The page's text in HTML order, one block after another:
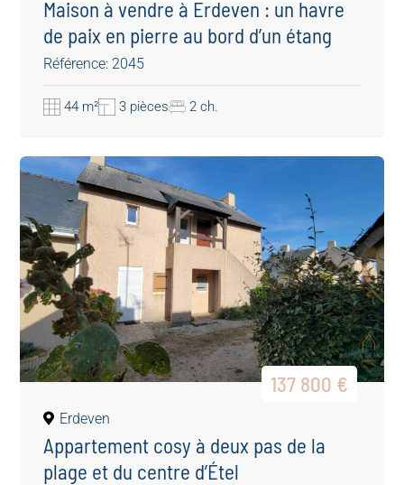
Maison à vendre à Erdeven : un havre
de paix en pierre au bord d’un étang
sauvage
Référence: 2045
44 m² 3 pièces 2 ch.
137 800 €
Erdeven
Appartement cosy à deux pas de la
plage et du centre d’Étel